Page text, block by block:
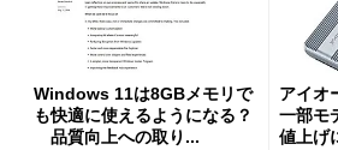
Windows 11は8GBメモリで
も快適に使えるようになる？
品質向上への取り...
アイオ
一部モ
値上げ